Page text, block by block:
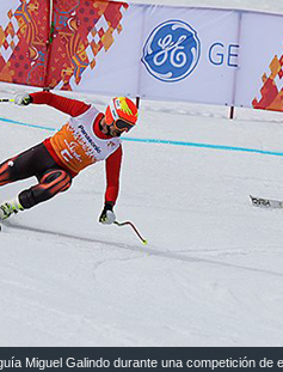
Miguel Galindo durante una competición